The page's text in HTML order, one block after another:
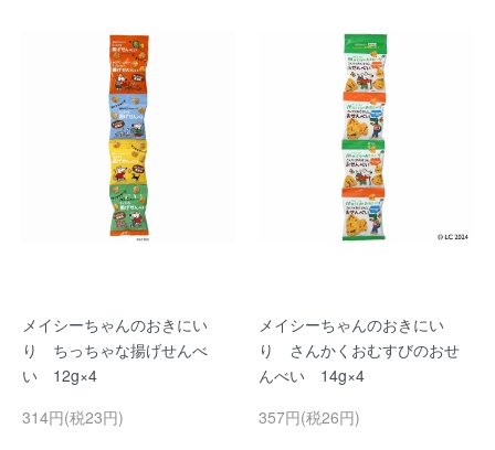
メイシーちゃんのおきにい
り ちっちゃな揚げせんべ
い 12g×4
314円(税23円)
メイシーちゃんのおきにい
り さんかくおむすびのおせ
んべい 14g×4
357円(税26円)